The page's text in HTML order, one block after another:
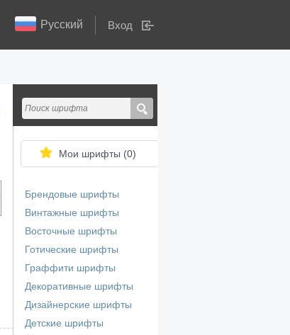
Русский Вход
Мои шрифты (0)
Брендовые шрифты
Винтажные шрифты
Восточные шрифты
Готические шрифты
Граффити шрифты
Декоративные шрифты
Дизайнерские шрифты
Детские шрифты